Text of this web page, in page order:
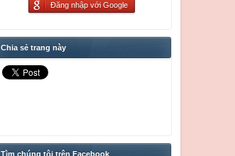
Đăng nhập với Google
Chia sẻ trang này
Tìm chúng tôi trên Facebook